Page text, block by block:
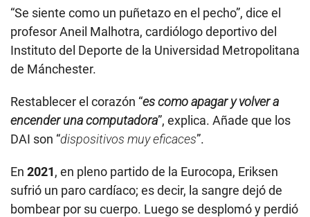
“Se siente como un puñetazo en el pecho”, dice el
profesor Aneil Malhotra, cardiólogo deportivo del
Instituto del Deporte de la Universidad Metropolitana
de Mánchester.
Restablecer el corazón “es como apagar y volver a
encender una computadora”, explica. Añade que los
DAI son “dispositivos muy eficaces”.
En 2021, en pleno partido de la Eurocopa, Eriksen
sufrió un paro cardíaco; es decir, la sangre dejó de
bombear por su cuerpo. Luego se desplomó y perdió